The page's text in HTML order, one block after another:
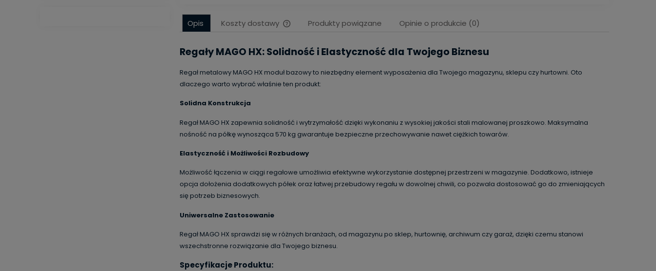
Opis Koszty dostawy
Cena nie zawiera ewentualnych
kosztów płatności
Produkty powiązane Opinie o produkcie (0)
Regały MAGO HX: Solidność i Elastyczność dla Twojego Biznesu
Regał metalowy MAGO HX moduł bazowy to niezbędny element wyposażenia dla Twojego magazynu, sklepu czy hurtowni. Oto
dlaczego warto wybrać właśnie ten produkt:
Solidna Konstrukcja
Regał MAGO HX zapewnia solidność i wytrzymałość dzięki wykonaniu z wysokiej jakości stali malowanej proszkowo. Maksymalna
nośność na półkę wynosząca 570 kg gwarantuje bezpieczne przechowywanie nawet ciężkich towarów.
Elastyczność i Możliwości Rozbudowy
Możliwość łączenia w ciągi regałowe umożliwia efektywne wykorzystanie dostępnej przestrzeni w magazynie. Dodatkowo, istnieje
opcja dołożenia dodatkowych półek oraz łatwej przebudowy regału w dowolnej chwili, co pozwala dostosować go do zmieniających
się potrzeb biznesowych.
Uniwersalne Zastosowanie
Regał MAGO HX sprawdzi się w różnych branżach, od magazynu po sklep, hurtownię, archiwum czy garaż, dzięki czemu stanowi
wszechstronne rozwiązanie dla Twojego biznesu.
Specyfikacje Produktu: